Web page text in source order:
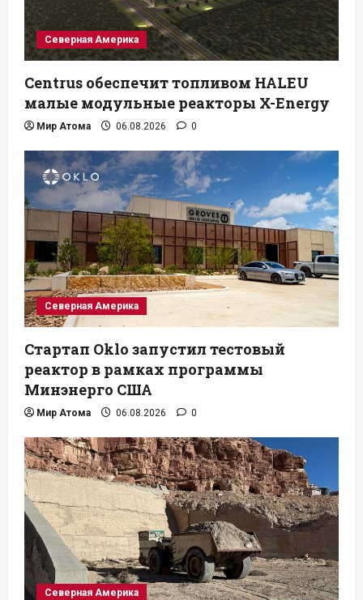
Северная Америка
Centrus обеспечит топливом HALEU
малые модульные реакторы X-Energy
Мир Атома 06.08.2026 0
Северная Америка
Стартап Oklo запустил тестовый
реактор в рамках программы
Минэнерго США
Мир Атома 06.08.2026 0
Северная Америка